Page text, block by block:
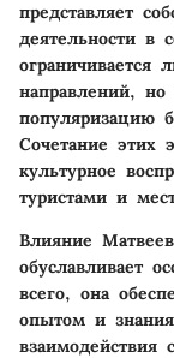
представляет
деятельности в
ограничивается
направлений, но
популяризацию
Сочетание этих
культурное
туристами и
Влияние
обуславливает
всего, она
опытом и
взаимодействия